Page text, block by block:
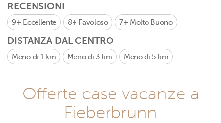
RECENSIONI
9+ Eccellente 8+ Favoloso 7+ Molto Buono
DISTANZA DAL CENTRO
Meno di 1 km Meno di 3 km Meno di 5 km
Offerte case vacanze a
Fieberbrunn